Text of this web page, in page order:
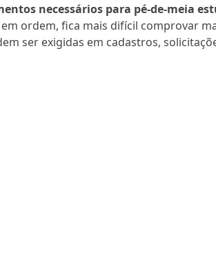
necessários para pé-de-meia
em ordem, fica mais difícil comprovar
ser exigidas em cadastros,